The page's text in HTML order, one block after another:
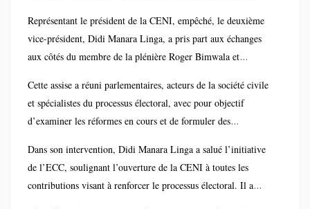
Représentant le président de la CENI, empêché, le deuxième
vice-président, Didi Manara Linga, a pris part aux échanges
aux côtés du membre de la plénière Roger Bimwala et
d’accueil Monseigneur Shaumba, dans la commune de la
Gombe à Kinshasa, a été initiée par la Église du Christ au
Congo à travers sa Commission Justice, Paix et Sauvegarde de
la Création.
Cette assise a réuni parlementaires, acteurs de la société civile
et spécialistes du processus électoral, avec pour objectif
d’examiner les réformes en cours et de formuler des
des élections de 2028. Les débats ont notamment porté sur les
défis sociopolitiques et sécuritaires du prochain cycle électoral,
la proposition de loi portée par le sénateur Norbert Basengezi,
Dans son intervention, Didi Manara Linga a salué l’initiative
de l’ECC, soulignant l’ouverture de la CENI à toutes les
contributions visant à renforcer le processus électoral. Il a